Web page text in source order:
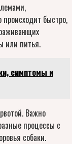
быстро,
или питья.
симптомы и
Важно
процессы с
собаки.